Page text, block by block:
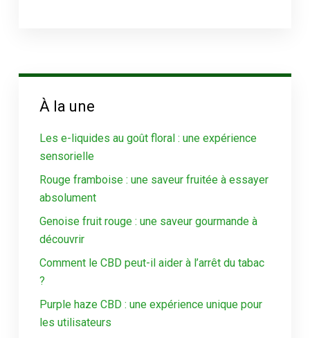
À la une
Les e-liquides au goût floral : une expérience
sensorielle
Rouge framboise : une saveur fruitée à essayer
absolument
Genoise fruit rouge : une saveur gourmande à
découvrir
Comment le CBD peut-il aider à l’arrêt du tabac
?
Purple haze CBD : une expérience unique pour
les utilisateurs